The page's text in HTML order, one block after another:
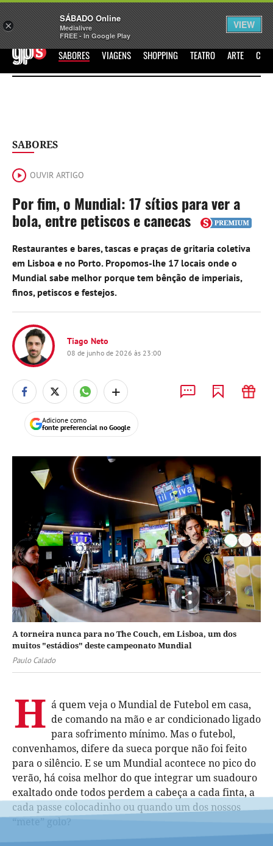
Sábado Assine Iniciar Sessão
GPS SABORES VIAGENS SHOPPING TEATRO ARTE
SABORES
OUVIR ARTIGO
Por fim, o Mundial: 17 sítios para ver a
bola, entre petiscos e canecas
Restaurantes e bares, tascas e praças de gritaria coletiva
em Lisboa e no Porto. Propomos-lhe 17 locais onde o
Mundial sabe melhor porque tem bênção de imperiais,
finos, petiscos e festejos.
Tiago Neto
08 de junho de 2026 às 23:00
+
Adicione como
fonte preferencial no Google
A torneira nunca para no The Couch, em Lisboa, um dos
muitos "estádios" deste campeonato Mundial
Paulo Calado
H á quem veja o Mundial de Futebol em casa,
de comando na mão e ar condicionado ligado
para sofrimento mínimo. Mas o futebol,
convenhamos, difere da sueca porque não foi feito
para o silêncio. E se um Mundial acontece no pico do
verão, há coisa melhor do que integrar um suadouro
exaltado onde todos perdem a cabeça a cada finta, a
cada passe colocadinho ou quando um dos nossos
“mete” golo?
×
SÁBADO Online
Medialivre
FREE - In Google Play
VIEW